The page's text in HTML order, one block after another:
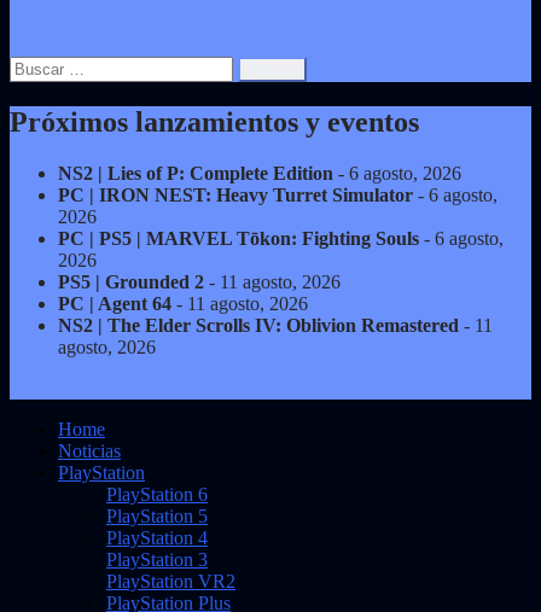
Buscar:
Próximos lanzamientos y eventos
NS2 | Lies of P: Complete Edition - 6 agosto, 2026
PC | IRON NEST: Heavy Turret Simulator - 6 agosto,
2026
PC | PS5 | MARVEL Tōkon: Fighting Souls - 6 agosto,
2026
PS5 | Grounded 2 - 11 agosto, 2026
PC | Agent 64 - 11 agosto, 2026
NS2 | The Elder Scrolls IV: Oblivion Remastered - 11
agosto, 2026
Home
Noticias
PlayStation
PlayStation 6
PlayStation 5
PlayStation 4
PlayStation 3
PlayStation VR2
PlayStation Plus